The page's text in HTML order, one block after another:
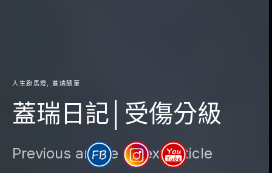
人生跑馬燈 蓋瑞隨筆
蓋瑞日記│受傷分級
Previous article Next article